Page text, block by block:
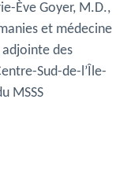
Ève Goyer, M.D.,
et médecine
des
Sud-de-l’Île-
MSSS